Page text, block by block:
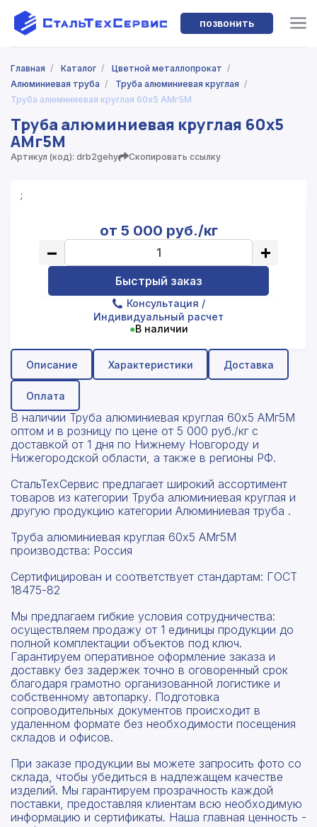
позвонить
Главная / Каталог / Цветной металлопрокат /
Алюминиевая труба / Труба алюминиевая круглая /
Труба алюминиевая круглая 60х5 АМг5М
Труба алюминиевая круглая 60х5
АМг5М
Артикул (код): drb2gehy Скопировать ссылку
;
от 5 000 руб./кг
− +
Быстрый заказ
Консультация /
Индивидуальный расчет
●В наличии
Описание Характеристики Доставка
Оплата
В наличии Труба алюминиевая круглая 60х5 АМг5М
оптом и в розницу по цене от 5 000 руб./кг с
доставкой от 1 дня по Нижнему Новгороду и
Нижегородской области, а также в регионы РФ.
СтальТехСервис предлагает широкий ассортимент
товаров из категории Труба алюминиевая круглая и
другую продукцию категории Алюминиевая труба .
Труба алюминиевая круглая 60х5 АМг5М
производства: Россия
Сертифицирован и соответствует стандартам: ГОСТ
18475-82
Мы предлагаем гибкие условия сотрудничества:
осуществляем продажу от 1 единицы продукции до
полной комплектации объектов под ключ.
Гарантируем оперативное оформление заказа и
доставку без задержек точно в оговоренный срок
благодаря грамотно организованной логистике и
собственному автопарку. Подготовка
сопроводительных документов происходит в
удаленном формате без необходимости посещения
складов и офисов.
При заказе продукции вы можете запросить фото со
склада, чтобы убедиться в надлежащем качестве
изделий. Мы гарантируем прозрачность каждой
поставки, предоставляя клиентам всю необходимую
информацию и сертификаты. Наша главная ценность -